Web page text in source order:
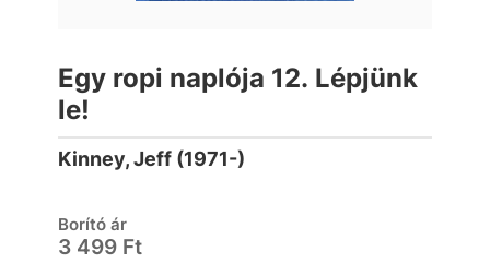
Egy ropi naplója 12. Lépjünk
le!
Kinney, Jeff (1971-)
Borító ár
3 499 Ft